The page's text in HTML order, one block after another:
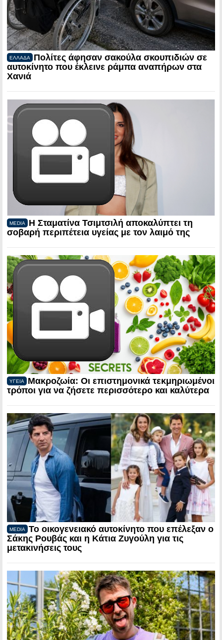
ΕΛΛΑΔΑ
Πολίτες άφησαν σακούλα σκουπιδιών σε
αυτοκίνητο που έκλεινε ράμπα αναπήρων στα
Χανιά
MEDIA
Η Σταματίνα Τσιμτσιλή αποκαλύπτει τη
σοβαρή περιπέτεια υγείας με τον λαιμό της
ΥΓΕΙΑ
Μακροζωία: Οι επιστημονικά τεκμηριωμένοι
τρόποι για να ζήσετε περισσότερο και καλύτερα
MEDIA
Το οικογενειακό αυτοκίνητο που επέλεξαν ο
Σάκης Ρουβάς και η Κάτια Ζυγούλη για τις
μετακινήσεις τους